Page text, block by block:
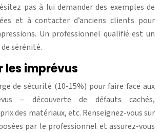
pas à lui demander des exemples de
et à contacter d’anciens clients pour
Un professionnel qualifié est un
sérénité.
les imprévus
de sécurité (10-15%) pour faire face aux
– découverte de défauts cachés,
des matériaux, etc. Renseignez-vous sur
par le professionnel et assurez-vous